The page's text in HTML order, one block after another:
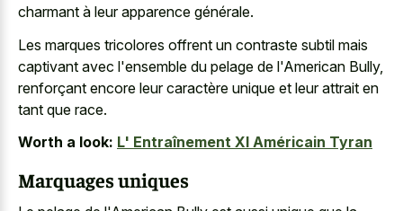
charmant à leur apparence générale.
Les marques tricolores offrent un contraste subtil mais
captivant avec l'ensemble du pelage de l'American Bully,
renforçant encore leur caractère unique et leur attrait en
tant que race.
Worth a look: L' Entraînement Xl Américain Tyran
Marquages uniques